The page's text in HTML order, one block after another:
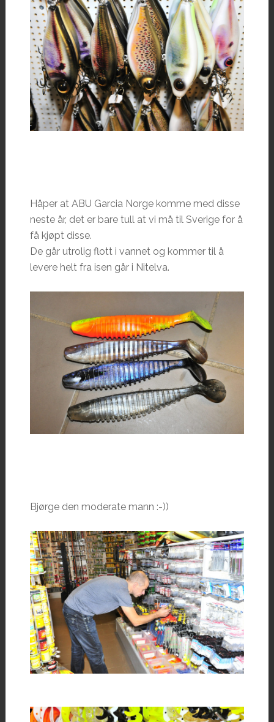
Håper at ABU Garcia Norge komme med disse
neste år, det er bare tull at vi må til Sverige for å
få kjøpt disse.
De går utrolig flott i vannet og kommer til å
levere helt fra isen går i Nitelva.
Bjørge den moderate mann :-))